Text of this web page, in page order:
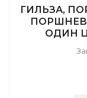
ГИЛЬЗА,
ОДИН